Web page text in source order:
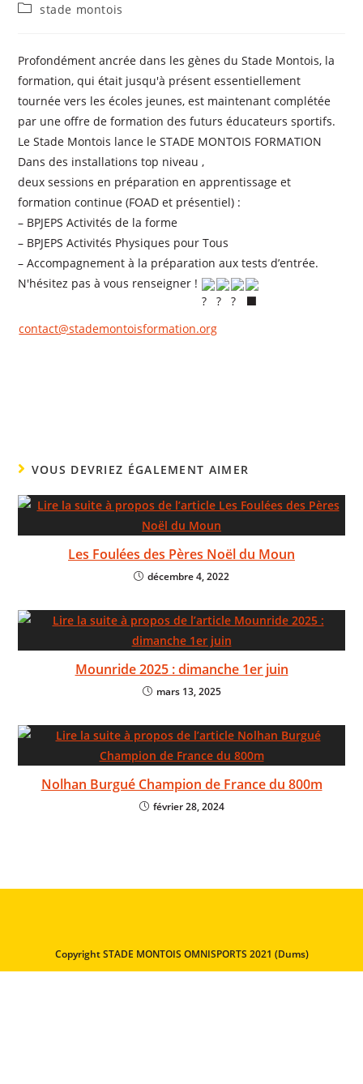
stade montois
Profondément ancrée dans les gènes du Stade Montois, la
formation, qui était jusqu'à présent essentiellement
tournée vers les écoles jeunes, est maintenant complétée
par une offre de formation des futurs éducateurs sportifs.
Le Stade Montois lance le STADE MONTOIS FORMATION
Dans des installations top niveau ,
deux sessions en préparation en apprentissage et
formation continue (FOAD et présentiel) :
– BPJEPS Activités de la forme
– BPJEPS Activités Physiques pour Tous
– Accompagnement à la préparation aux tests d’entrée.
N'hésitez pas à vous renseigner !
contact@stademontoisformation.org
VOUS DEVRIEZ ÉGALEMENT AIMER
Les Foulées des Pères Noël du Moun
décembre 4, 2022
Mounride 2025 : dimanche 1er juin
mars 13, 2025
Nolhan Burgué Champion de France du 800m
février 28, 2024
Copyright STADE MONTOIS OMNISPORTS 2021 (Dums)